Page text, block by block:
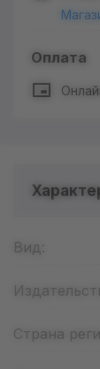
Оплата
Вид:
Страна